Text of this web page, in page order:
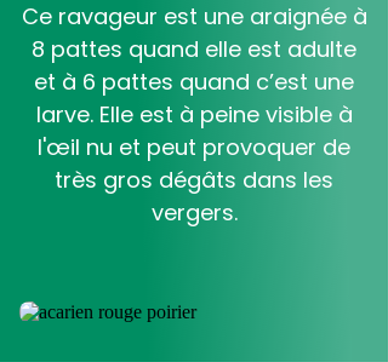
Ce ravageur est une araignée à
8 pattes quand elle est adulte
et à 6 pattes quand c’est une
larve. Elle est à peine visible à
l'œil nu et peut provoquer de
très gros dégâts dans les
vergers.